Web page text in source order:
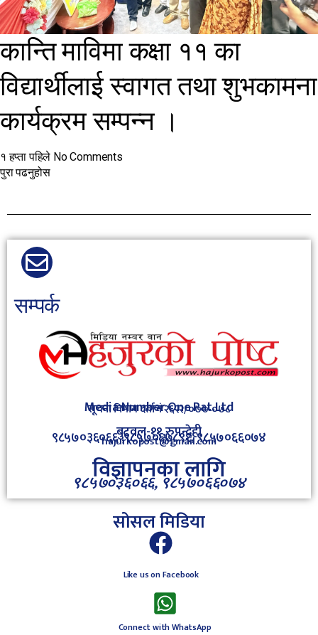
कान्ति माविमा कक्षा ११ का
विद्यार्थीलाई स्वागत तथा शुभकामना
कार्यक्रम सम्पन्न ।
१ हप्ता पहिले No Comments
पुरा पढनुहोस
सम्पर्क
Media Number One Pat.Ltd
सूचना विभाग दर्ता नंः२६२२/०७७-०७८
बुटवल-११,रुपन्देही
९८५७०३६०६६ ,९८५७०६७८९१, ९८५७०६६०७४
hajurkopost@gmail.com
विज्ञापनका लागि
९८५७०३६०६६, ९८५७०६६०७४
सोसल मिडिया
Like us on Facebook
Connect with WhatsApp